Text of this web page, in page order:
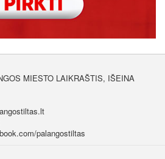
MIESTO LAIKRAŠTIS, IŠEINA
palangostiltas